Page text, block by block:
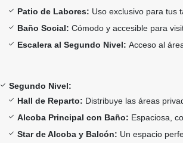
Patio de Labores: Uso exclusivo para tus
Baño Social: Cómodo y accesible para
Escalera al Segundo Nivel: Acceso al
Segundo Nivel:
Hall de Reparto: Distribuye las áreas
Alcoba Principal con Baño: Espaciosa,
Star de Alcoba y Balcón: Un espacio